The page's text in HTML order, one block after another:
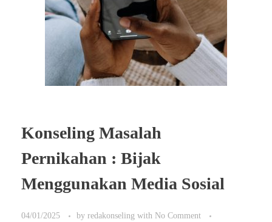
Konseling Masalah
Pernikahan : Bijak
Menggunakan Media Sosial
04/01/2025 by redakonseling with No Comment